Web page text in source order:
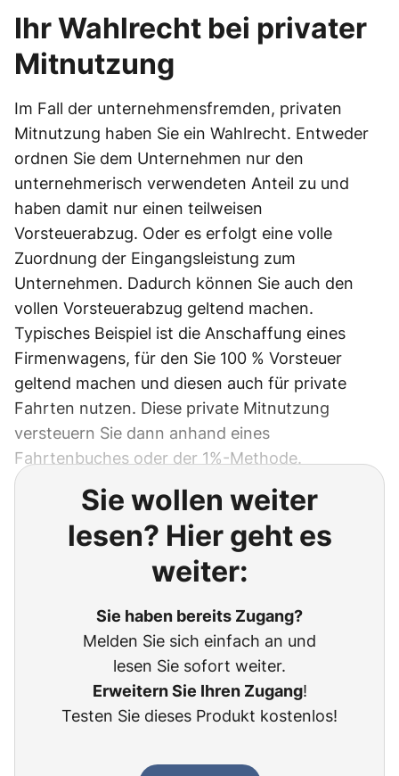
Ihr Wahlrecht bei privater
Mitnutzung
Im Fall der unternehmensfremden, privaten
Mitnutzung haben Sie ein Wahlrecht. Entweder
ordnen Sie dem Unternehmen nur den
unternehmerisch verwendeten Anteil zu und
haben damit nur einen teilweisen
Vorsteuerabzug. Oder es erfolgt eine volle
Zuordnung der Eingangsleistung zum
Unternehmen. Dadurch können Sie auch den
vollen Vorsteuerabzug geltend machen.
Typisches Beispiel ist die Anschaffung eines
Firmenwagens, für den Sie 100 % Vorsteuer
geltend machen und diesen auch für private
Fahrten nutzen. Diese private Mitnutzung
versteuern Sie dann anhand eines
Fahrtenbuches oder der 1%-Methode.
Sie wollen weiter
lesen? Hier geht es
weiter:
Sie haben bereits Zugang?
Melden Sie sich einfach an und
lesen Sie sofort weiter.
Erweitern Sie Ihren Zugang!
Testen Sie dieses Produkt kostenlos!